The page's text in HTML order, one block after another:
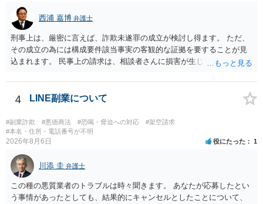
に争いがない場合には未納料金は支払う必要があるかもしれませ
ん）。それ以上の話し合いには応じないという対応を考えられます。
訴訟で解決するのが一番ですが、相手方が遠方である場合は遠方の裁
判所で提訴される可能性もありますので、（費用はかかってしまいま
すが）弁護士へ依頼して正式な拒絶回答を送ることも検討した方がよ
いかもしれません。
西浦 嘉博 弁護士
刑事上は、厳密に言えば、詐欺未遂罪の成立が検討し得ます。 ただ、
その成立の為には構成要件該当事実の客観的な証拠を要することが見
込まれます。 民事上の請求は、相談者さんに損害が生じていない以
い場合、最寄りの法律事務所での相談を検討ください。 上記、ご参考
ください。
4 LINE副業について
#副業詐欺 #悪徳商法 #恐喝・脅迫への対応
#架空請求
#本名・住所・電話番号が不明
2026年8月6日 役にたった 1
川添 圭 弁護士
この種の悪質業者のトラブルは時々聞きます。 あなたが応募したとい
う事情があったとしても、結果的にキャンセルとしたことについて、